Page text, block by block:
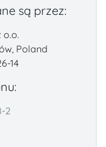
są przez:
o.o.
Poland
14
2